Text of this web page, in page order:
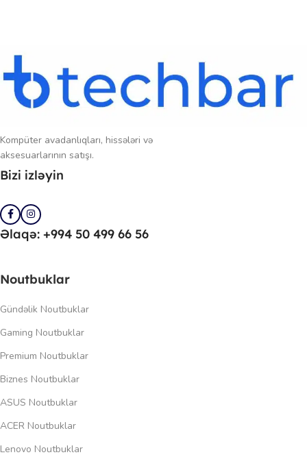
Kompüter avadanlıqları, hissələri və
aksesuarlarının satışı.
Bizi izləyin
Əlaqə: +994 50 499 66 56
Noutbuklar
Gündəlik Noutbuklar
Gaming Noutbuklar
Premium Noutbuklar
Biznes Noutbuklar
ASUS Noutbuklar
ACER Noutbuklar
Lenovo Noutbuklar